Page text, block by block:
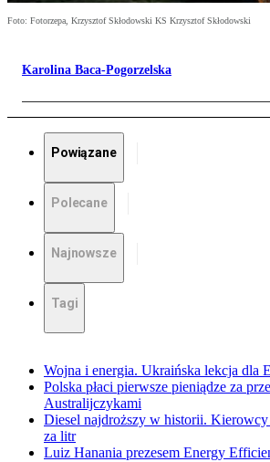
Foto: Fotorzepa, Krzysztof Skłodowski KS Krzysztof Skłodowski
Karolina Baca-Pogorzelska
Powiązane
Polecane
Najnowsze
Tagi
Wojna i energia. Ukraińska lekcja dla
Polska płaci pierwsze pieniądze za
Australijczykami
Diesel najdroższy w historii. Kierowcy
za litr
Luiz Hanania prezesem Energy